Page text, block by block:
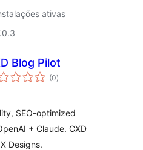
ativas
Blog Pilot
(0avaliações
totais
)
SEO-optimized
+ Claude. CXD
Designs.